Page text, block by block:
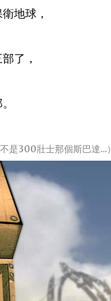
地球，
了 ，
是300壯士那個斯巴達...）